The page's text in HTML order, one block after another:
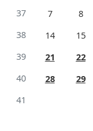
37
7 8
38
14 15
39
21 22
40
28 29
41